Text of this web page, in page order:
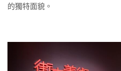
的獨特面貌。